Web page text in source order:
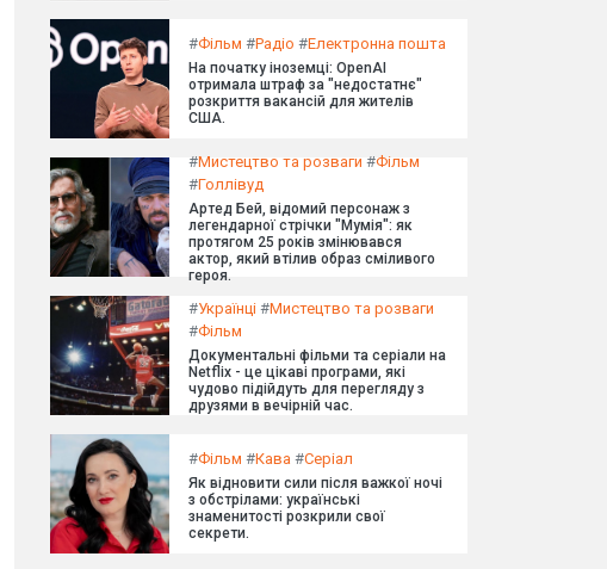
#Фільм #Радіо #Електронна пошта
На початку іноземці: OpenAI
отримала штраф за "недостатнє"
розкриття вакансій для жителів
США.
#Мистецтво та розваги #Фільм
#Голлівуд
Артед Бей, відомий персонаж з
легендарної стрічки "Мумія": як
протягом 25 років змінювався
актор, який втілив образ сміливого
героя.
#Українці #Мистецтво та розваги
#Фільм
Документальні фільми та серіали на
Netflix - це цікаві програми, які
чудово підійдуть для перегляду з
друзями в вечірній час.
#Фільм #Кава #Серіал
Як відновити сили після важкої ночі
з обстрілами: українські
знаменитості розкрили свої
секрети.